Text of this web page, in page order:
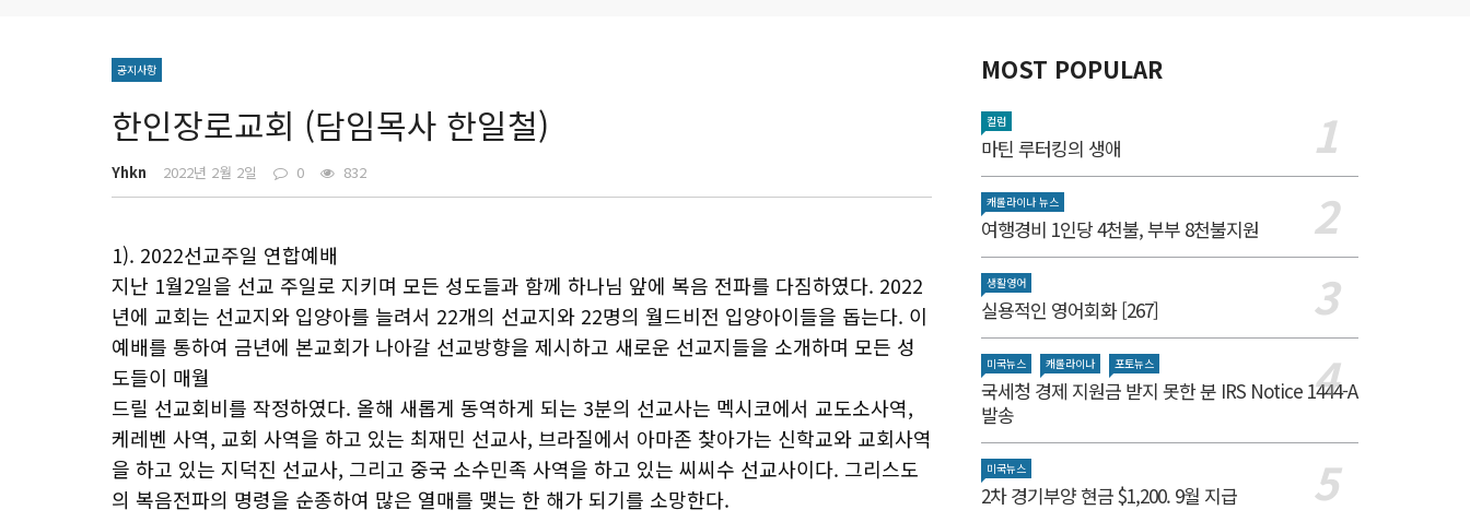
공지사항
한인장로교회 (담임목사 한일철)
Yhkn 2022년 2월 2일 0 832
1). 2022선교주일 연합예배
지난 1월2일을 선교 주일로 지키며 모든 성도들과 함께 하나님 앞에 복음 전파를 다짐하였다. 2022
년에 교회는 선교지와 입양아를 늘려서 22개의 선교지와 22명의 월드비전 입양아이들을 돕는다. 이
예배를 통하여 금년에 본교회가 나아갈 선교방향을 제시하고 새로운 선교지들을 소개하며 모든 성
도들이 매월
드릴 선교회비를 작정하였다. 올해 새롭게 동역하게 되는 3분의 선교사는 멕시코에서 교도소사역,
케레벤 사역, 교회 사역을 하고 있는 최재민 선교사, 브라질에서 아마존 찾아가는 신학교와 교회사역
을 하고 있는 지덕진 선교사, 그리고 중국 소수민족 사역을 하고 있는 씨씨수 선교사이다. 그리스도
의 복음전파의 명령을 순종하여 많은 열매를 맺는 한 해가 되기를 소망한다.
MOST POPULAR
컬럼
마틴 루터킹의 생애
캐롤라이나 뉴스
여행경비 1인당 4천불, 부부 8천불지원
생활영어
실용적인 영어회화 [267]
미국뉴스 캐롤라이나 포토뉴스
국세청 경제 지원금 받지 못한 분 IRS Notice 1444-A
발송
미국뉴스
2차 경기부양 현금 $1,200. 9월 지급